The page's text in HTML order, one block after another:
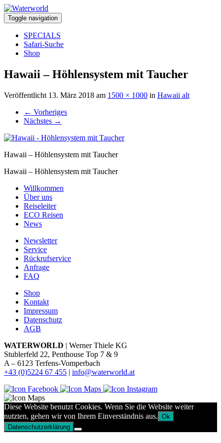
Toggle navigation
SPECIALS
Safari-Suche
Shop
Hawaii – Höhlensystem mit Taucher
Veröffentlicht 13. März 2018 am 1500 × 1000 in Hawaii alt
← Vorheriges
Nächstes →
Hawaii – Höhlensystem mit Taucher
Hawaii – Höhlensystem mit Taucher
Willkommen
Über uns
Reiseleiter
ECO Reisen
News
Newsletter
Service
Rückrufservice
Anfrage
FAQ
Shop
Kontakt
Impressum
Datenschutz
AGB
WATERWORLD | Werner Thiele KG
Stublerfeld 22, Penthouse Top 7 & 9
A – 6123 Terfens-Vomperbach
+43 (0)5224 67 455 | info@waterworld.at
Diese Website benutzt Cookies. Wenn Sie die Website weiter
nutzten, gehen wir von Ihrem Einverständnis aus. Ok
Datenschutzerklärung